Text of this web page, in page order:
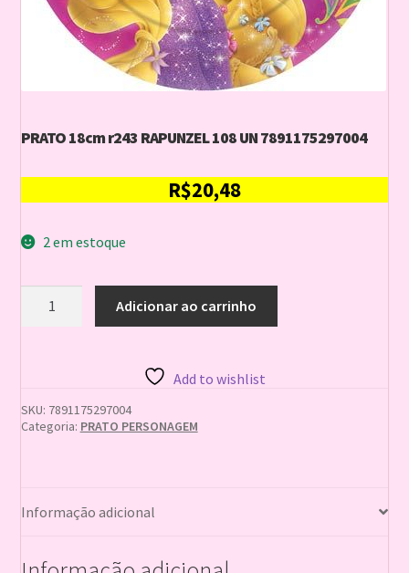
PRATO 18cm r243 RAPUNZEL 108 UN 7891175297004
R$20,48
2 em estoque
18cm
7891175297004
quantidade
Adicionar ao carrinho
Add to wishlist
SKU: 7891175297004
Categoria: PRATO PERSONAGEM
Informação adicional